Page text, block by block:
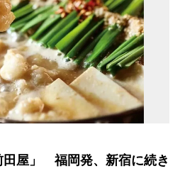
田屋」 福岡発、新宿に続き